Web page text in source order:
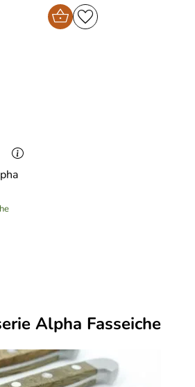
Alpha Fasseiche